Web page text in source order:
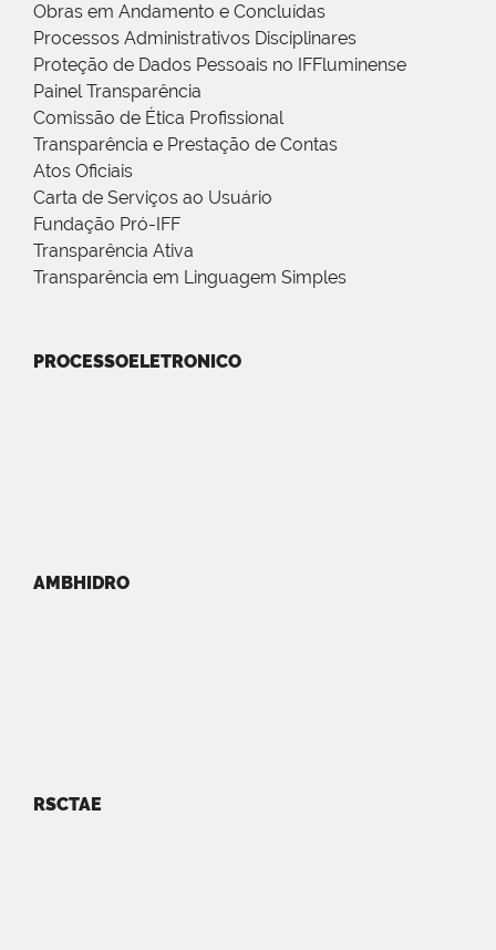
Obras em Andamento e Concluídas
Processos Administrativos Disciplinares
Proteção de Dados Pessoais no IFFluminense
Painel Transparência
Comissão de Ética Profissional
Transparência e Prestação de Contas
Atos Oficiais
Carta de Serviços ao Usuário
Fundação Pró-IFF
Transparência Ativa
Transparência em Linguagem Simples
PROCESSOELETRONICO
AMBHIDRO
RSCTAE